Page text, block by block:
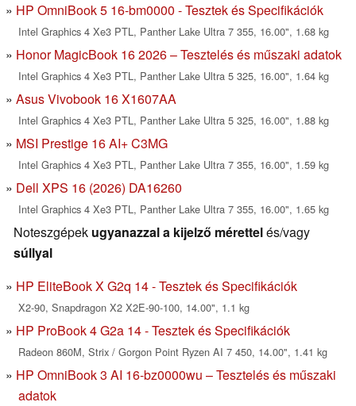
HP OmniBook 5 16-bm0000 - Tesztek és Specifikációk
Intel Graphics 4 Xe3 PTL, Panther Lake Ultra 7 355, 16.00", 1.68 kg
Honor MagicBook 16 2026 – Tesztelés és műszaki adatok
Intel Graphics 4 Xe3 PTL, Panther Lake Ultra 5 325, 16.00", 1.64 kg
Asus Vivobook 16 X1607AA
Intel Graphics 4 Xe3 PTL, Panther Lake Ultra 5 325, 16.00", 1.88 kg
MSI Prestige 16 AI+ C3MG
Intel Graphics 4 Xe3 PTL, Panther Lake Ultra 7 355, 16.00", 1.59 kg
Dell XPS 16 (2026) DA16260
Intel Graphics 4 Xe3 PTL, Panther Lake Ultra 7 355, 16.00", 1.65 kg
Noteszgépek ugyanazzal a kijelző mérettelés/vagy
súllyal
HP EliteBook X G2q 14 - Tesztek és Specifikációk
X2-90, Snapdragon X2 X2E-90-100, 14.00", 1.1 kg
HP ProBook 4 G2a 14 - Tesztek és Specifikációk
Radeon 860M, Strix / Gorgon Point Ryzen AI 7 450, 14.00", 1.41 kg
HP OmniBook 3 AI 16-bz0000wu – Tesztelés és műszaki
adatok